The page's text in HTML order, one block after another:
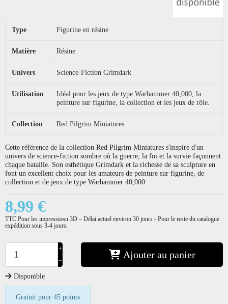
Type Figurine en résine
Matière Résine
Univers Science-Fiction Grimdark
Utilisation
Idéal pour les jeux de type Warhammer 40,000, la
peinture sur figurine, la collection et les jeux de rôle.
Collection Red Pilgrim Miniatures
Cette référence de la collection Red Pilgrim Miniatures s'inspire d'un
univers de science-fiction sombre où la guerre, la foi et la survie façonnent
chaque bataille. Son esthétique Grimdark et la richesse de sa sculpture en
font un excellent choix pour les amateurs de peinture sur figurine, de
collection et de jeux de type Warhammer 40,000.
8,99 €
TTC Pour les impressiosn 3D – Délai actuel environ 30 jours - Pour le reste du catalogue
expédition sous 3-4 jours.
+
−
Ajouter au panier
Disponible
Gratuit pour 45 points